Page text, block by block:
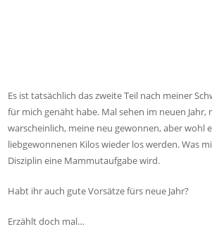
Es ist tatsächlich das zweite Teil nach meiner
für mich genäht habe. Mal sehen im neuen Jahr,
warscheinlich, meine neu gewonnen, aber wohl
liebgewonnenen Kilos wieder los werden. Was
Disziplin eine Mammutaufgabe wird.
Habt ihr auch gute Vorsätze fürs neue Jahr?
Erzählt doch mal…